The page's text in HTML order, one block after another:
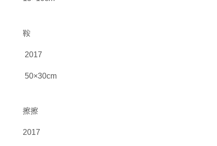
鞍
2017
50×30cm
擦擦
2017